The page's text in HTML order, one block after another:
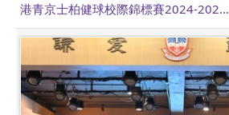
港青京士柏健球校際錦標賽2024-202...